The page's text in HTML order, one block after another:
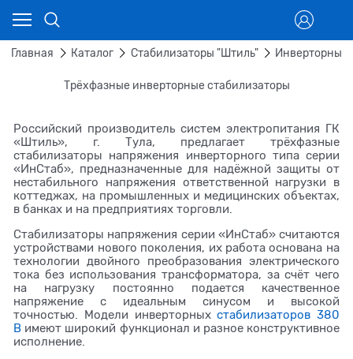
Главная Каталог Стабилизаторы "Штиль" Инверторные
Трёхфазные инверторные стабилизаторы
Российский производитель систем электропитания ГК
«Штиль», г. Тула, предлагает трёхфазные
стабилизаторы напряжения инверторного типа серии
«ИнСтаб», предназначенные для надёжной защиты от
нестабильного напряжения ответственной нагрузки в
коттеджах, на промышленных и медицинских объектах,
в банках и на предприятиях торговли.
Стабилизаторы напряжения серии «ИнСтаб» считаются
устройствами нового поколения, их работа основана на
технологии двойного преобразования электрического
тока без использования трансформатора, за счёт чего
на нагрузку постоянно подается качественное
напряжение с идеальным синусом и высокой
точностью. Модели инверторныхстабилизаторов 380
В имеют широкий функционал и разное конструктивное
исполнение.